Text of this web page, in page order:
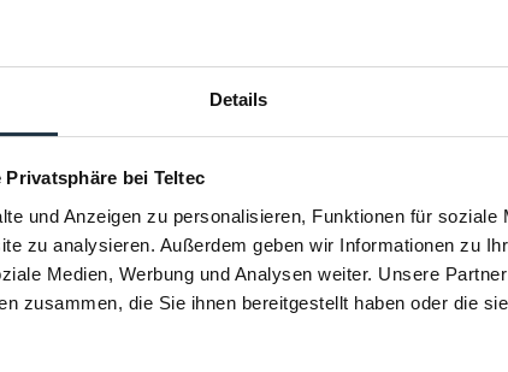
Details
bei Teltec
und Anzeigen zu personalisieren, Funktionen für soziale
zu analysieren. Außerdem geben wir Informationen zu
Medien, Werbung und Analysen weiter. Unsere
zusammen, die Sie ihnen bereitgestellt haben oder die
450W-20
450R2 Super Wide
12242899
1.259,00
MatteBox 450R2-DSWC
Direktschwenksystem
Artikelnummer: 12246275
-10% € 1.369,00